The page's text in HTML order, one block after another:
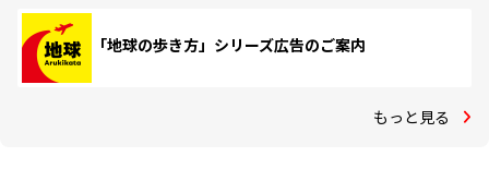
「地球の歩き方」シリーズ広告のご案内
もっと見る